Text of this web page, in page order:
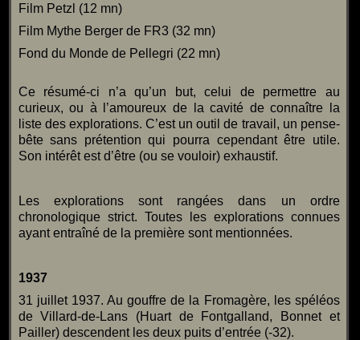
Film Petzl (12 mn)
Film Mythe Berger de FR3 (32 mn)
Fond du Monde de Pellegri (22 mn)
Ce résumé-ci n’a qu’un but, celui de permettre au
curieux, ou à l’amoureux de la cavité de connaître la
liste des explorations. C’est un outil de travail, un pense-
bête sans prétention qui pourra cependant être utile.
Son intérêt est d’être (ou se vouloir) exhaustif.
Les explorations sont rangées dans un ordre
chronologique strict. Toutes les explorations connues
ayant entraîné de la première sont mentionnées.
1937
31 juillet 1937. Au gouffre de la Fromagère, les spéléos
de Villard-de-Lans (Huart de Fontgalland, Bonnet et
Pailler) descendent les deux puits d’entrée (-32).